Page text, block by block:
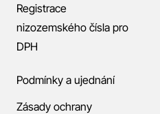
Registrace
nizozemského čísla pro
DPH
Podmínky a ujednání
Zásady ochrany